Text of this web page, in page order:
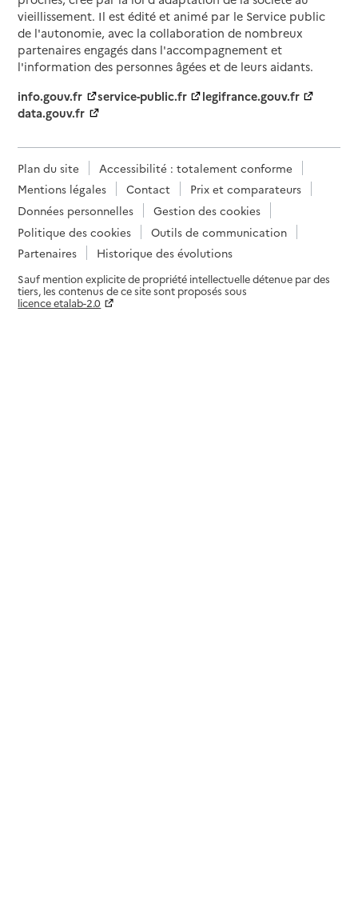
vieillissement. Il est édité et animé par le Service public
de l'autonomie, avec la collaboration de nombreux
partenaires engagés dans l'accompagnement et
l'information des personnes âgées et de leurs aidants.
info.gouv.fr
service-public.fr
legifrance.gouv.fr
data.gouv.fr
Plan du site
Accessibilité : totalement conforme
Mentions légales
Contact
Prix et comparateurs
Données personnelles
Gestion des cookies
Politique des cookies
Outils de communication
Partenaires
Historique des évolutions
Sauf mention explicite de propriété intellectuelle détenue par des
tiers, les contenus de ce site sont proposés sous
licence etalab-2.0